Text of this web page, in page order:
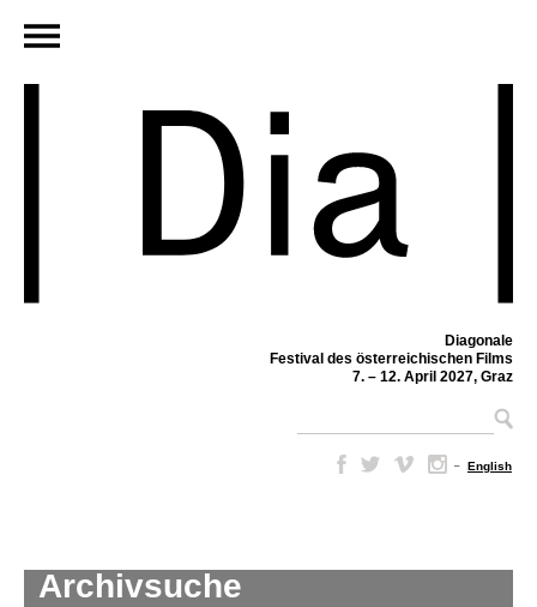
Diagonale
Festival des österreichischen Films
7. – 12. April 2027, Graz
– English
Archivsuche